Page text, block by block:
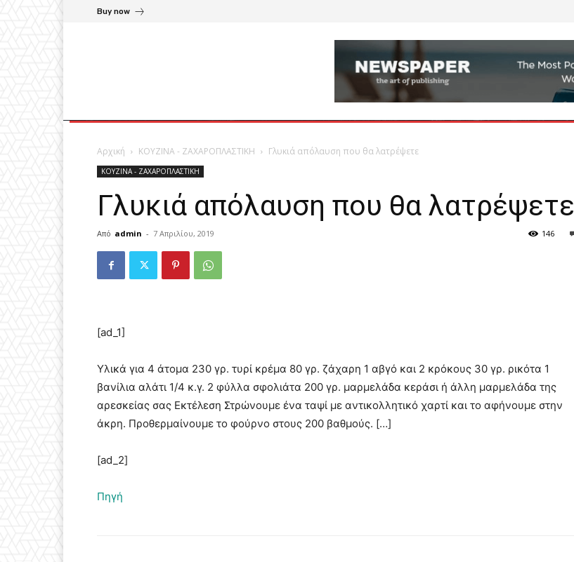
Buy now
Αρχική ΚΟΥΖΙΝΑ - ΖΑΧΑΡΟΠΛΑΣΤΙΚΗ Γλυκιά απόλαυση που θα λατρέψετε
ΚΟΥΖΙΝΑ - ΖΑΧΑΡΟΠΛΑΣΤΙΚΗ
Γλυκιά απόλαυση που θα λατρέψετε
Από admin - 7 Απριλίου, 2019 146
[ad_1]
Υλικά για 4 άτομα 230 γρ. τυρί κρέμα 80 γρ. ζάχαρη 1 αβγό και 2 κρόκους 30 γρ. ρικότα 1
βανίλια αλάτι 1/4 κ.γ. 2 φύλλα σφολιάτα 200 γρ. μαρμελάδα κεράσι ή άλλη μαρμελάδα της
αρεσκείας σας Εκτέλεση Στρώνουμε ένα ταψί με αντικολλητικό χαρτί και το αφήνουμε στην
άκρη. Προθερμαίνουμε το φούρνο στους 200 βαθμούς. […]
[ad_2]
Πηγή